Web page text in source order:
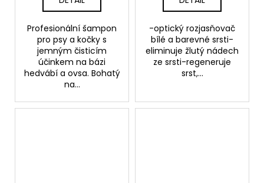
Profesionální šampon
pro psy a kočky s
jemným čisticím
účinkem na bázi
hedvábí a ovsa. Bohatý
na...
-optický rozjasňovač
bílé a barevné srsti-
eliminuje žlutý nádech
ze srsti-regeneruje
srst,...